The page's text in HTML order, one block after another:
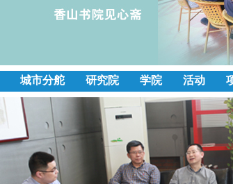
城市分舵 研究院 学院 活动